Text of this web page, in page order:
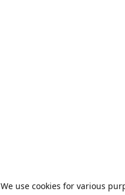
We use cookies for various